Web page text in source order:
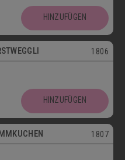
HINZUFÜGEN
1806
HINZUFÜGEN
1807